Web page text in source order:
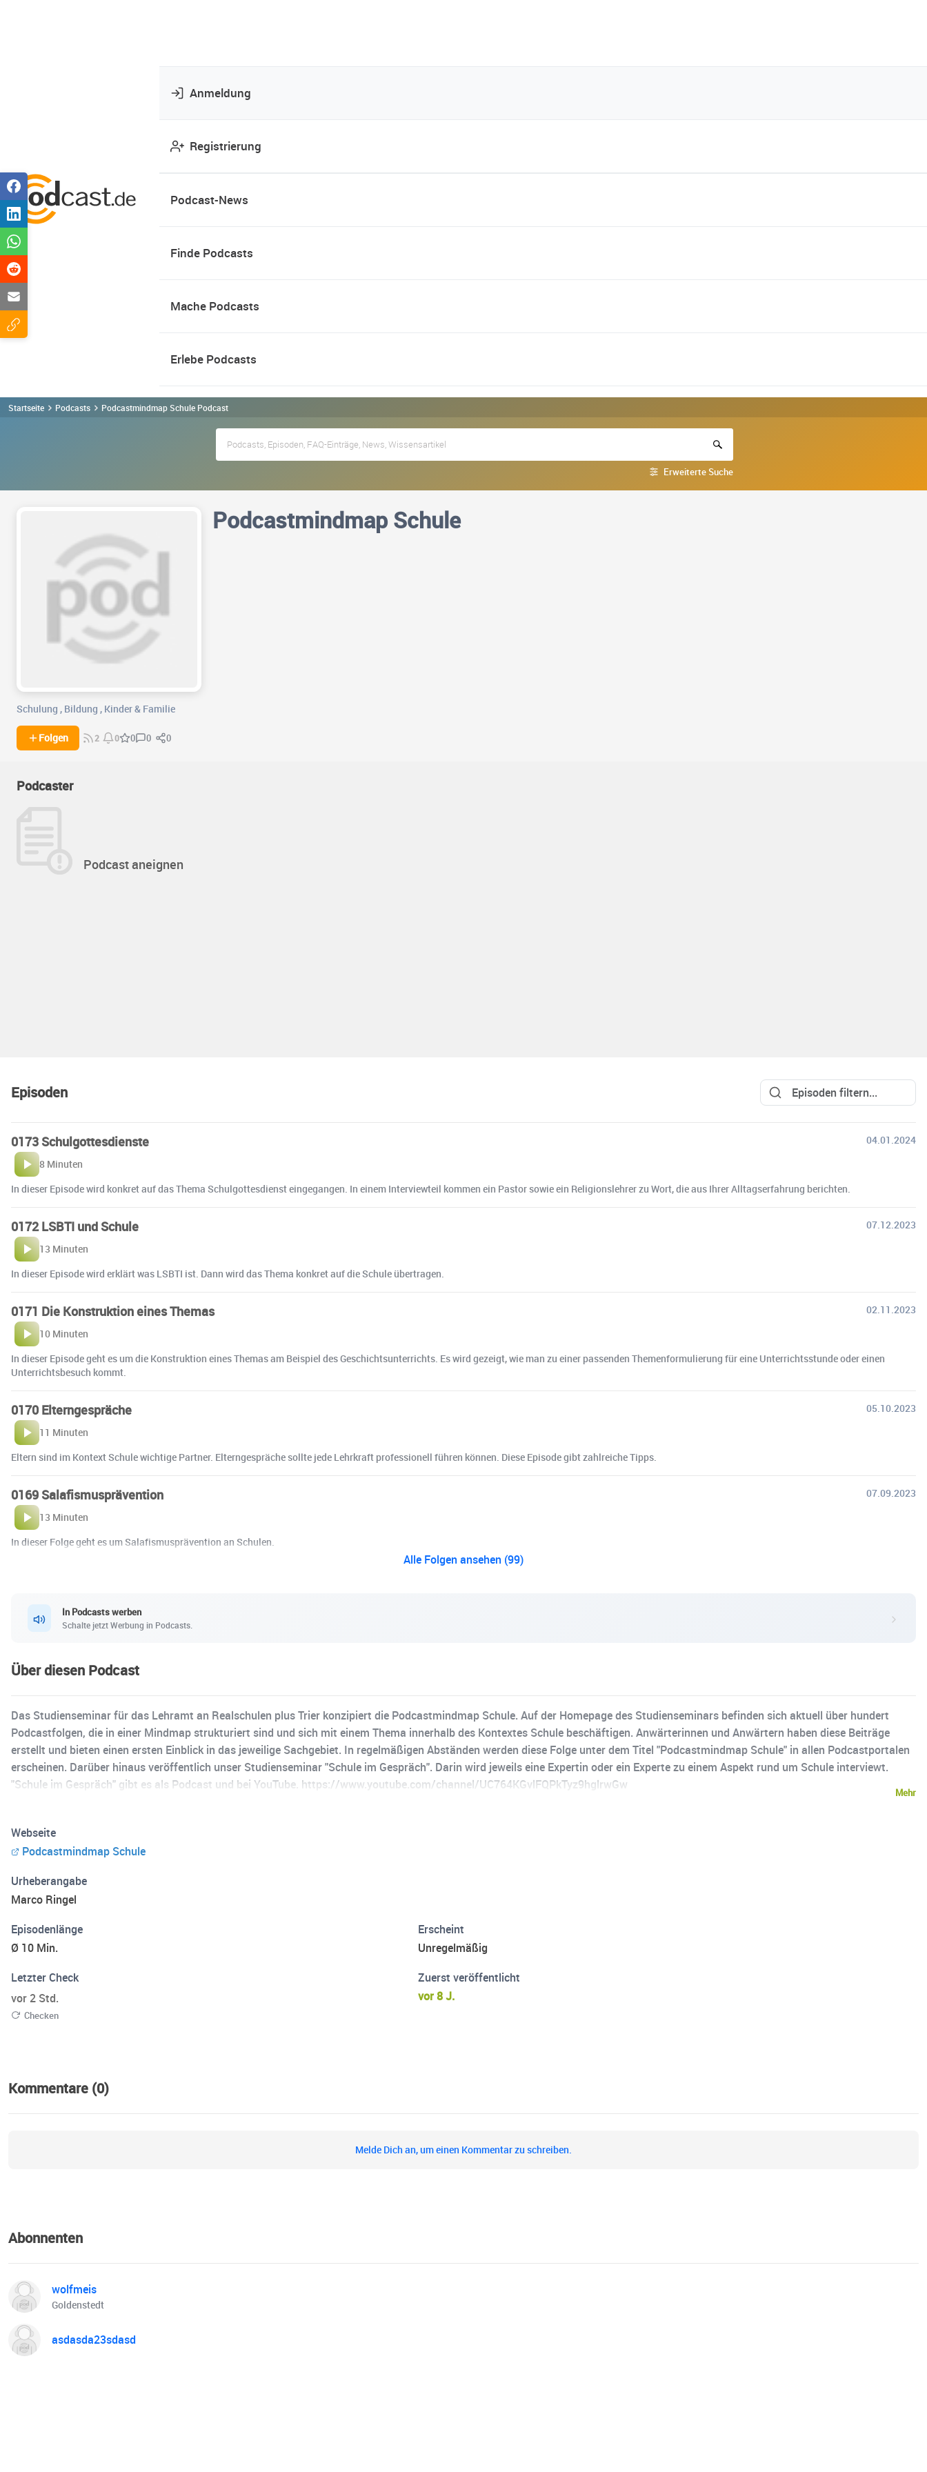
Anmeldung
Registrierung
Podcast-News
Finde Podcasts
Mache Podcasts
Erlebe Podcasts
Startseite Podcasts Podcastmindmap Schule Podcast
Erweiterte Suche
Podcastmindmap Schule
Schulung , Bildung , Kinder & Familie
Folgen 2 0 0 0 0
Podcaster
Podcast aneignen
Episoden
0173 Schulgottesdienste
04.01.2024
8 Minuten
In dieser Episode wird konkret auf das Thema Schulgottesdienst eingegangen. In einem Interviewteil kommen ein Pastor sowie ein Religionslehrer zu Wort, die aus Ihrer Alltagserfahrung berichten.
0172 LSBTI und Schule
07.12.2023
13 Minuten
In dieser Episode wird erklärt was LSBTI ist. Dann wird das Thema konkret auf die Schule übertragen.
0171 Die Konstruktion eines Themas
02.11.2023
10 Minuten
In dieser Episode geht es um die Konstruktion eines Themas am Beispiel des Geschichtsunterrichts. Es wird gezeigt, wie man zu einer passenden Themenformulierung für eine Unterrichtsstunde oder einen
Unterrichtsbesuch kommt.
0170 Elterngespräche
05.10.2023
11 Minuten
Eltern sind im Kontext Schule wichtige Partner. Elterngespräche sollte jede Lehrkraft professionell führen können. Diese Episode gibt zahlreiche Tipps.
0169 Salafismusprävention
07.09.2023
13 Minuten
In dieser Folge geht es um Salafismusprävention an Schulen.
Alle Folgen ansehen (99)
In Podcasts werben
Schalte jetzt Werbung in Podcasts.
Über diesen Podcast
Das Studienseminar für das Lehramt an Realschulen plus Trier konzipiert die Podcastmindmap Schule. Auf der Homepage des Studienseminars befinden sich aktuell über hundert
Podcastfolgen, die in einer Mindmap strukturiert sind und sich mit einem Thema innerhalb des Kontextes Schule beschäftigen. Anwärterinnen und Anwärtern haben diese Beiträge
erstellt und bieten einen ersten Einblick in das jeweilige Sachgebiet. In regelmäßigen Abständen werden diese Folge unter dem Titel "Podcastmindmap Schule" in allen Podcastportalen
erscheinen. Darüber hinaus veröffentlich unser Studienseminar "Schule im Gespräch". Darin wird jeweils eine Expertin oder ein Experte zu einem Aspekt rund um Schule interviewt.
"Schule im Gespräch" gibt es als Podcast und bei YouTube. https://www.youtube.com/channel/UC764KGvlFQPkTyz9hglrwGw
Mehr
Webseite
Podcastmindmap Schule
Urheberangabe
Marco Ringel
Episodenlänge
Ø 10 Min.
Erscheint
Unregelmäßig
Letzter Check
vor 2 Std.
Checken
Zuerst veröffentlicht
vor 8 J.
Kommentare (0)
Melde Dich an, um einen Kommentar zu schreiben.
Abonnenten
wolfmeis
Goldenstedt
asdasda23sdasd